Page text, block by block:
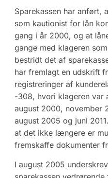
Sparekassen har anført,
som kautionist for lån
gang i år 2000, og at
gange med klageren
bestridt det af
har fremlagt en udskrift
registreringer af
-308, hvori klageren var
august 2000, november
august 2005 og juni
at det ikke længere er
fremskaffe dokumenter
I august 2005